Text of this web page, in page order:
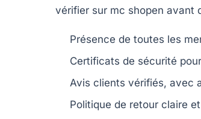
vérifier sur mc shopen avant
Présence de toutes les
Certificats de sécurité
Avis clients vérifiés, avec
Politique de retour claire